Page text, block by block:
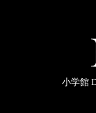
小学館